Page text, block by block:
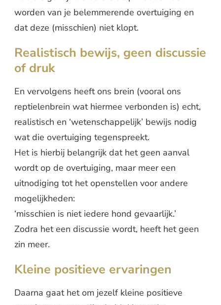
worden van je belemmerende overtuiging en
dat deze (misschien) niet klopt.
Realistisch bewijs, geen discussie
of druk
En vervolgens heeft ons brein (vooral ons
reptielenbrein wat hiermee verbonden is) echt,
realistisch en ‘wetenschappelijk’ bewijs nodig
wat die overtuiging tegenspreekt.
Het is hierbij belangrijk dat het geen aanval
wordt op de overtuiging, maar meer een
uitnodiging tot het openstellen voor andere
mogelijkheden:
‘misschien is niet iedere hond gevaarlijk.’
Zodra het een discussie wordt, heeft het geen
zin meer.
Kleine positieve ervaringen
Daarna gaat het om jezelf kleine positieve